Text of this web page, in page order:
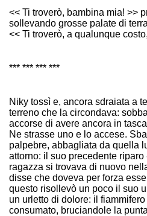
<< Ti troverò, bambina mia! >>
sollevando grosse palate di
<< Ti troverò, a qualunque
*** *** *** ***
Niky tossì e, ancora sdraiata a
terreno che la circondava:
accorse di avere ancora in
Ne strasse uno e lo accese.
palpebre, abbagliata da quella
attorno: il suo precedente
ragazza si trovava di nuovo
disse che doveva per forza
questo risollevò un poco il suo
un urletto di dolore: il
consumato, bruciandole la